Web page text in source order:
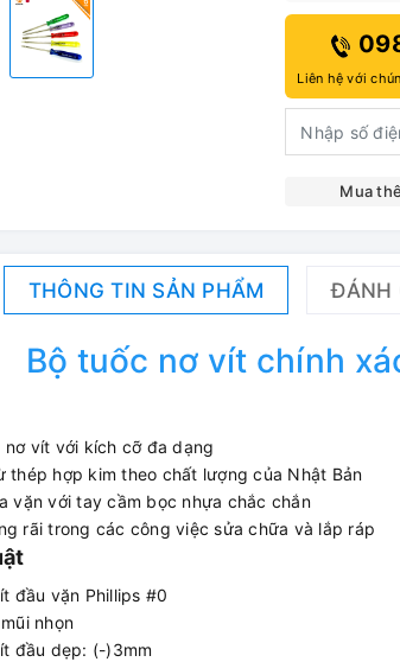
Liên hệ với
Mua
THÔNG TIN SẢN PHẨM ĐÁNH
Bộ tuốc nơ vít chính
nơ vít với kích cỡ đa dạng
thép hợp kim theo chất lượng của Nhật Bản
vặn với tay cầm bọc nhựa chắc chắn
rãi trong các công việc sửa chữa và lắp ráp
đầu vặn Phillips #0
nhọn
đầu dẹp: (-)3mm